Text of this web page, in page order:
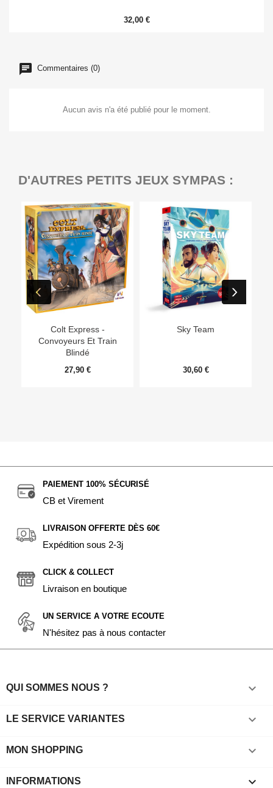
32,00 €
Commentaires (0)
Aucun avis n'a été publié pour le moment.
D'AUTRES PETITS JEUX SYMPAS :
Colt Express -
Convoyeurs Et Train
Blindé
27,90 €
Sky Team
30,60 €
PAIEMENT 100% SÉCURISÉ
CB et Virement
LIVRAISON OFFERTE DÈS 60€
Expédition sous 2-3j
CLICK & COLLECT
Livraison en boutique
UN SERVICE A VOTRE ECOUTE
N'hésitez pas à nous contacter
QUI SOMMES NOUS ? 
LE SERVICE VARIANTES 
MON SHOPPING 
INFORMATIONS keyboard_arrow_down